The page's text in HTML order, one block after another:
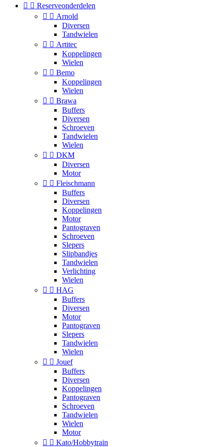
  Reserveonderdelen
  Arnold
Diversen
Tandwielen
  Artitec
Koppelingen
Wielen
  Bemo
Koppelingen
Wielen
  Brawa
Buffers
Diversen
Schroeven
Tandwielen
Wielen
  DKM
Diversen
Motor
  Fleischmann
Buffers
Diversen
Koppelingen
Motor
Pantograven
Schroeven
Slepers
Slipbandjes
Tandwielen
Verlichting
Wielen
  HAG
Buffers
Diversen
Motor
Pantograven
Slepers
Tandwielen
Wielen
  Jouef
Buffers
Diversen
Koppelingen
Pantograven
Schroeven
Tandwielen
Wielen
Motor
  Kato/Hobbytrain